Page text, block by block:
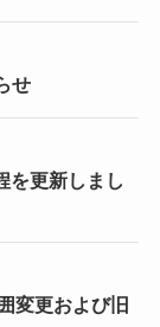
せ
を更新しまし
変更および旧